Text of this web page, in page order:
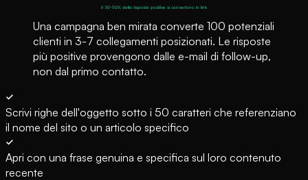
Una campagna ben mirata converte 100 potenziali
clienti in 3-7 collegamenti posizionati. Le risposte
più positive provengono dalle e-mail di follow-up,
non dal primo contatto.
Scrivi righe dell'oggetto sotto i 50 caratteri che referenziano
il nome del sito o un articolo specifico
Apri con una frase genuina e specifica sul loro contenuto
recente